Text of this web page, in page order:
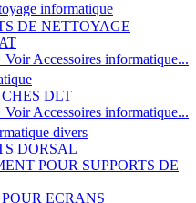
informatique
DE NETTOYAGE
Voir Accessoires informatique...
DLT
Voir Accessoires informatique...
divers
DORSAL
POUR SUPPORTS DE
ECRANS